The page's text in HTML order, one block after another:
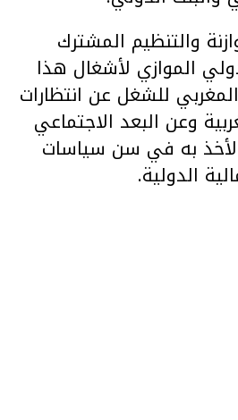
والتنظيم المشترك
الموازي لأشغال هذا
المغربي للشغل عن انتظارات
وعن البعد الاجتماعي
به في سن سياسات
الدولية.